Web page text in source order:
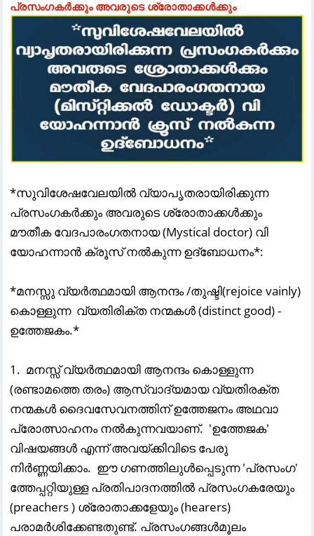
പ്രസംഗകർക്കും അവരുടെ ശ്രോതാക്കൾക്കും
*സുവിശേഷവേലയിൽ വ്യാപൃതരായിരിക്കുന്ന
പ്രസംഗകർക്കും അവരുടെ ശ്രോതാക്കൾക്കും
മൗതീക വേദപാരംഗതനായ (Mystical doctor) വി
യോഹന്നാൻ ക്രൂസ് നൽകുന്ന ഉദ്‌ബോധനം*:
*മനസ്സു വ്യർത്ഥമായി ആനന്ദം /തുഷ്ടി(rejoice vainly)
കൊള്ളുന്ന വ്യതിരിക്ത നന്മകൾ (distinct good) -
ഉത്തേജകം.*
1. മനസ്സ്‌ വ്യർത്ഥമായി ആനന്ദം കൊള്ളുന്ന
(രണ്ടാമത്തെ തരം) ആസ്വാദ്യമായ വ്യതിരക്ത
നന്മകൾ ദൈവസേവനത്തിന് ഉത്തേജനം അഥവാ
പ്രോത്സാഹനം നൽകുന്നവയാണ്. 'ഉത്തേജക'
വിഷയങ്ങൾ എന്ന് അവയ്ക്കിവിടെ പേരു
നിർണ്ണയിക്കാം. ഈ ഗണത്തിലുൾപ്പെടുന്ന 'പ്രസംഗ'
ത്തേപ്പറ്റിയുള്ള പ്രതിപാദനത്തിൽ പ്രസംഗകരേയും
(preachers ) ശ്രോതാക്കളേയും (hearers)
പരാമർശിക്കേണ്ടതുണ്ട്‌. പ്രസംഗങ്ങൾമൂലം